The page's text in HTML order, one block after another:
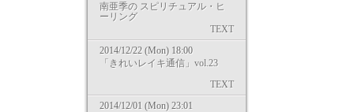
南亜季の スピリチュアル・ヒ
ーリング
TEXT
2014/12/22 (Mon) 18:00
「きれいレイキ通信」vol.23
TEXT
2014/12/01 (Mon) 23:01